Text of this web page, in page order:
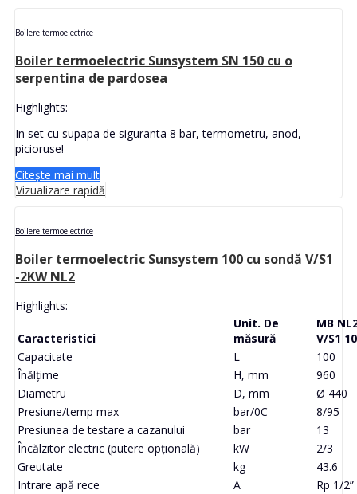
Boilere termoelectrice
Boiler termoelectric Sunsystem SN 150 cu o
serpentina de pardosea
Highlights:
In set cu supapa de siguranta 8 bar, termometru, anod,
picioruse!
Citește mai mult
Vizualizare rapidă
Boilere termoelectrice
Boiler termoelectric Sunsystem 100 cu sondă V/S1
-2KW NL2
Highlights:
Caracteristici
Unit. De
măsură
MB
V/S1
Capacitate
L
100
Înălţime
H, mm
960
Diametru
D, mm
Ø 440
Presiune/temp max
bar/0C
8/95
Presiunea de testare a cazanului
bar
13
Încălzitor electric (putere opțională)
kW
2/3
Greutate
kg
43.6
Intrare apă rece
A
Rp 1/2”